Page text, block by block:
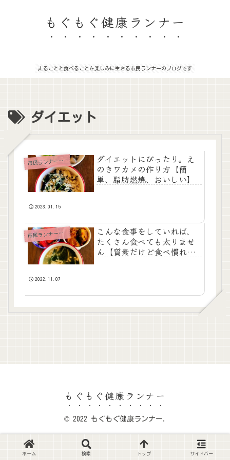
もぐもぐ健康ランナー
走ることと食べることを楽しみに生きる市民ランナーのブログです
ダイエット
市
民ランナーの食事
ダイエットにぴったり。え
のきワカメの作り方【簡
単、脂肪燃焼、おいしい】
2023.01.15
市
民ランナーの食事
こんな食事をしていれば、
たくさん食べても太りませ
ん【質素だけど食べ慣れれ
2022.11.07
もぐもぐ健康ランナー
© 2022 もぐもぐ健康ランナー.
ホーム 検索 トップ サイドバー